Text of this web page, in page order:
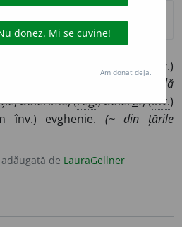
înv.)
(~ feudală
boierime, (reg.) boieret, (înv.)
înv.) evghenie. (~ din țările
adăugată de LauraGellner
Am donat deja.